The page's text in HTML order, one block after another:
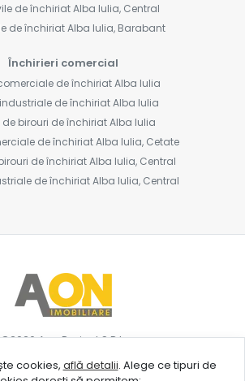
de închiriat Alba Iulia, Central
de închiriat Alba Iulia, Barabant
Închirieri comercial
de închiriat Alba Iulia
de închiriat Alba Iulia
de birouri de închiriat Alba Iulia
de închiriat Alba Iulia, Cetate
de închiriat Alba Iulia, Central
de închiriat Alba Iulia, Central
©2026Aon Project S.R.L.
cookies, află detalii. Alege ce tipuri de